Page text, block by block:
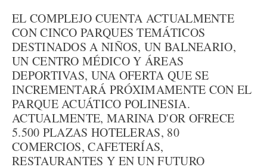
EL COMPLEJO CUENTA ACTUALMENTE
CON CINCO PARQUES TEMÁTICOS
DESTINADOS A NIÑOS, UN BALNEARIO,
UN CENTRO MÉDICO Y ÁREAS
DEPORTIVAS, UNA OFERTA QUE SE
INCREMENTARÁ PRÓXIMAMENTE CON EL
PARQUE ACUÁTICO POLINESIA.
ACTUALMENTE, MARINA D'OR OFRECE
5.500 PLAZAS HOTELERAS, 80
COMERCIOS, CAFETERÍAS,
RESTAURANTES Y EN UN FUTURO